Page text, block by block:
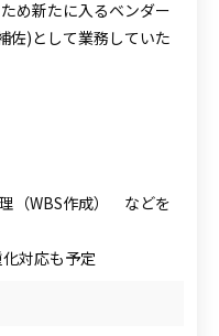
め新たに入るベンダー
佐)として業務していた
（WBS作成） などを
対応も予定